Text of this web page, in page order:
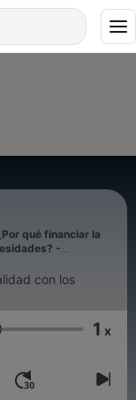
qué financiar la
-
con los
Lautstärke 1 x